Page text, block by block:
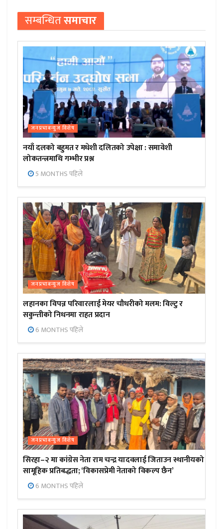
सम्बन्धितसमाचार
जनप्रभाबन्युज विशेष
नयाँ दलको बहुमत र मधेशी दलितको उपेक्षा : समावेशी
लोकतन्त्रमाथि गम्भीर प्रश्न
5 MONTHS पहिले
जनप्रभाबन्युज विशेष
लहानका विपन्न परिवारलाई मेयर चौधरीको मलम: विल्टु र
सकुन्तीको निधनमा राहत प्रदान
6 MONTHS पहिले
जनप्रभाबन्युज विशेष
सिरहा–२ मा कांग्रेस नेता राम चन्द्र यादवलाई जिताउन स्थानीयको
सामूहिक प्रतिबद्धता; ‘विकासप्रेमी नेताको विकल्प छैन’
6 MONTHS पहिले